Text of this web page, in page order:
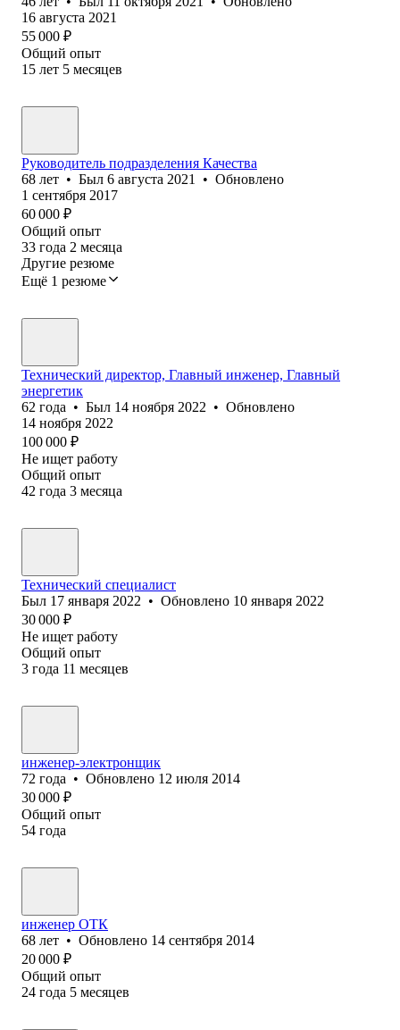
16 августа 2021
55 000 ₽
Общий опыт
15 лет 5 месяцев
Руководитель подразделения Качества
68 лет • Был 6 августа 2021 • Обновлено
1 сентября 2017
60 000 ₽
Общий опыт
33 года 2 месяца
Другие резюме
Ещё 1 резюме
Технический директор, Главный инженер, Главный
энергетик
62 года • Был 14 ноября 2022 • Обновлено
14 ноября 2022
100 000 ₽
Не ищет работу
Общий опыт
42 года 3 месяца
Технический специалист
Был 17 января 2022 • Обновлено 10 января 2022
30 000 ₽
Не ищет работу
Общий опыт
3 года 11 месяцев
инженер-электронщик
72 года • Обновлено 12 июля 2014
30 000 ₽
Общий опыт
54 года
инженер ОТК
68 лет • Обновлено 14 сентября 2014
20 000 ₽
Общий опыт
24 года 5 месяцев